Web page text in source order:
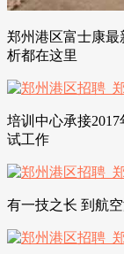
郑州港区富士康
析都在这里
培训中心承接
试工作
有一技之长 到航